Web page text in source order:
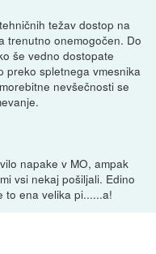
težav dostop na
trenutno onemogočen. Do
še vedno dostopate
preko spletnega vmesnika
nevšečnosti se
napake v MO, ampak
vsi nekaj pošiljali. Edino
to ena velika pi......a!